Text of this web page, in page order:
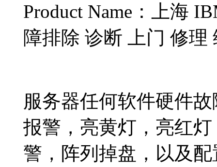
Product Name：上海
障排除 诊断 上门 修理
服务器任何软件硬件
报警，亮黄灯，亮红
警，阵列掉盘，以及